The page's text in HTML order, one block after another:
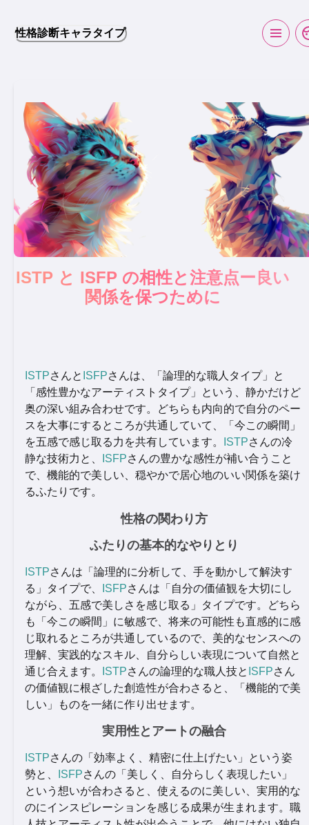
性格診断キャラタイプ
ISTP と ISFP の相性と注意点ー良い
関係を保つために
ISTPさんと ISFPさんは、「論理的な職人タイプ」と
「感性豊かなアーティストタイプ」という、静かだけど
奥の深い組み合わせです。どちらも内向的で自分のペー
スを大事にするところが共通していて、「今この瞬間」
を五感で感じ取る力を共有しています。
ISTPさんの冷
静な技術力と、
ISFPさんの豊かな感性が補い合うこと
で、機能的で美しい、穏やかで居心地のいい関係を築け
るふたりです。
性格の関わり方
ふたりの基本的なやりとり
ISTPさんは「論理的に分析して、手を動かして解決す
る」タイプで、
ISFPさんは「自分の価値観を大切にし
ながら、五感で美しさを感じ取る」タイプです。どちら
も「今この瞬間」に敏感で、将来の可能性も直感的に感
じ取れるところが共通しているので、美的なセンスへの
理解、実践的なスキル、自分らしい表現について自然と
通じ合えます。
ISTPさんの論理的な職人技と ISFPさん
の価値観に根ざした創造性が合わさると、「機能的で美
しい」ものを一緒に作り出せます。
実用性とアートの融合
ISTPさんの「効率よく、精密に仕上げたい」という姿
勢と、
ISFPさんの「美しく、自分らしく表現したい」
という想いが合わさると、使えるのに美しい、実用的な
のにインスピレーションを感じる成果が生まれます。職